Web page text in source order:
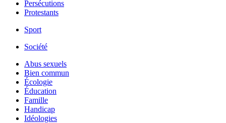
Persécutions
Protestants
Sport
Société
Abus sexuels
Bien commun
Écologie
Éducation
Famille
Handicap
Idéologies